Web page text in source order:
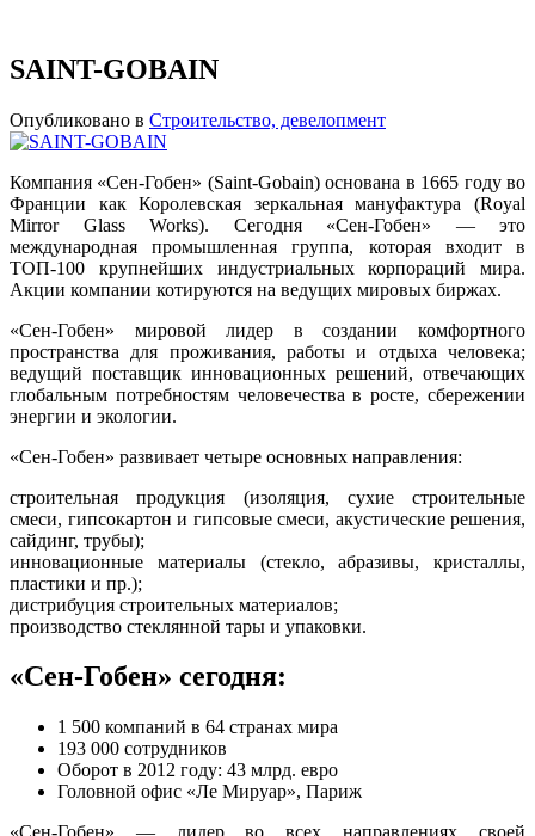
SAINT-GOBAIN
Опубликовано в Строительство, девелопмент
Компания «Сен-Гобен» (Saint-Gobain) основана в 1665 году во
Франции как Королевская зеркальная мануфактура (Royal
Mirror Glass Works). Сегодня «Сен-Гобен» — это
международная промышленная группа, которая входит в
ТОП-100 крупнейших индустриальных корпораций мира.
Акции компании котируются на ведущих мировых биржах.
«Сен-Гобен» мировой лидер в создании комфортного
пространства для проживания, работы и отдыха человека;
ведущий поставщик инновационных решений, отвечающих
глобальным потребностям человечества в росте, сбережении
энергии и экологии.
«Сен-Гобен» развивает четыре основных направления:
строительная продукция (изоляция, сухие строительные
смеси, гипсокартон и гипсовые смеси, акустические решения,
сайдинг, трубы);
инновационные материалы (стекло, абразивы, кристаллы,
пластики и пр.);
дистрибуция строительных материалов;
производство стеклянной тары и упаковки.
«Сен-Гобен» сегодня:
1 500 компаний в 64 странах мира
193 000 сотрудников
Оборот в 2012 году: 43 млрд. евро
Головной офис «Ле Мируар», Париж